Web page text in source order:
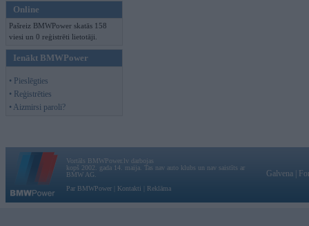
Online
Pašreiz BMWPower skatās 158
viesi un 0 reģistrēti lietotāji.
Ienākt BMWPower
• Pieslēgties
• Reģistrēties
• Aizmirsi paroli?
Vortāls BMWPower.lv darbojas
kopš 2002. gada 14. maija. Tas nav auto klubs un nav saistīts ar
BMW AG.
Par BMWPower
Kontakti Reklāma
Galvena